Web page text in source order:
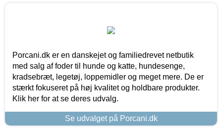
Porcani.dk er en danskejet og familiedrevet netbutik
med salg af foder til hunde og katte, hundesenge,
kradsebræt, legetøj, loppemidler og meget mere. De er
stærkt fokuseret på høj kvalitet og holdbare produkter.
Klik her for at se deres udvalg.
Se udvalget på Porcani.dk